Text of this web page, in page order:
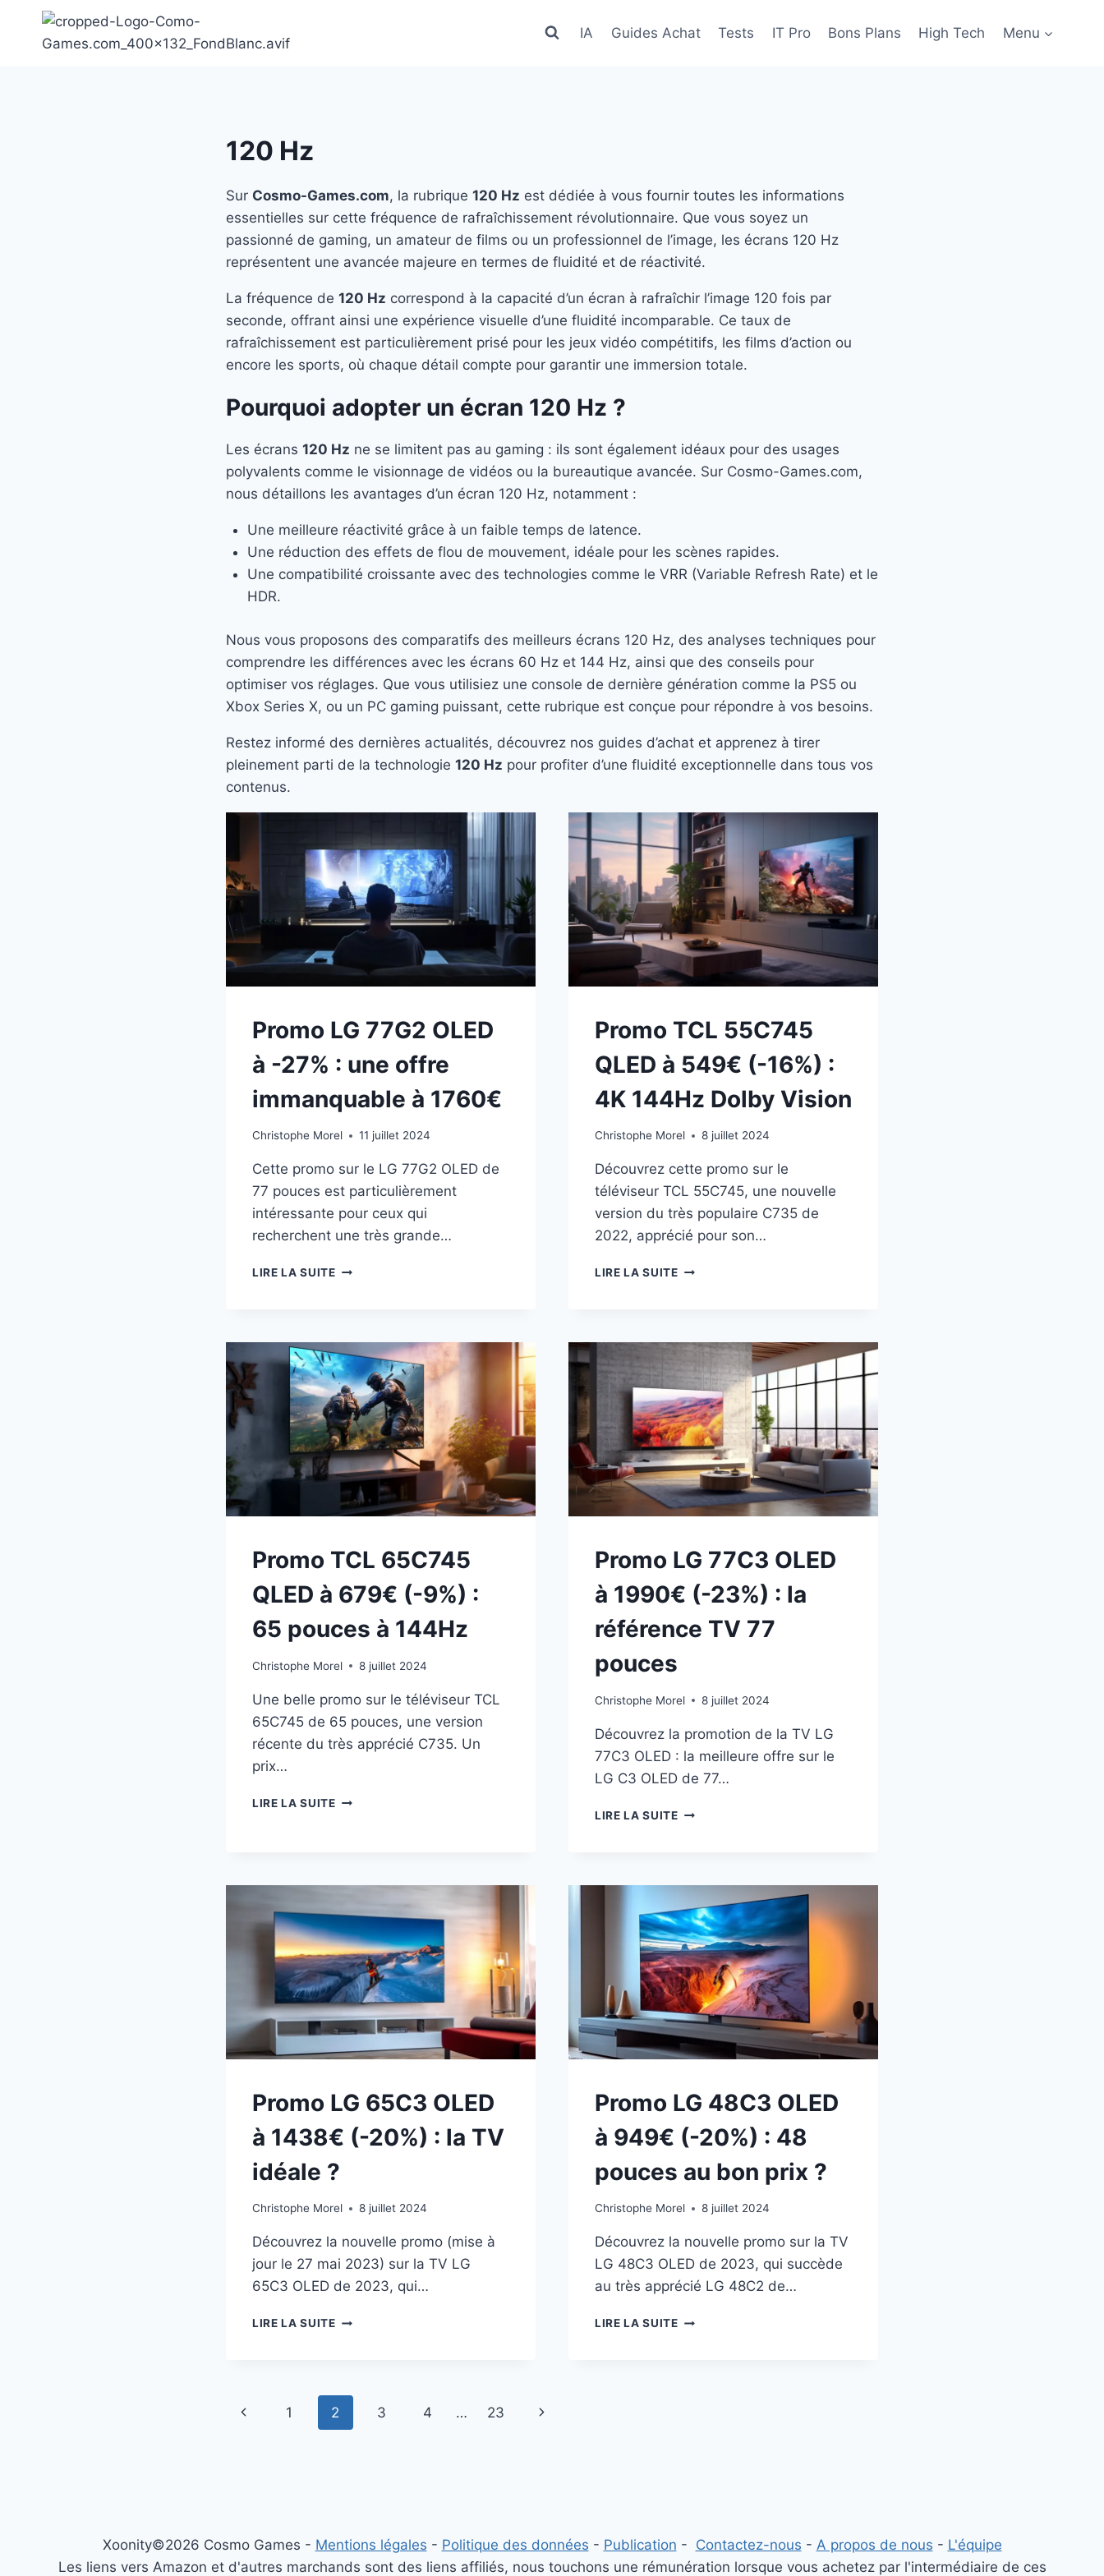
contenu
IA Guides Achat Tests IT Pro Bons Plans High Tech Menu
120 Hz
Sur Cosmo-Games.com, la rubrique 120 Hz est dédiée à vous fournir toutes les informations
essentielles sur cette fréquence de rafraîchissement révolutionnaire. Que vous soyez un
passionné de gaming, un amateur de films ou un professionnel de l’image, les écrans 120 Hz
représentent une avancée majeure en termes de fluidité et de réactivité.
La fréquence de 120 Hz correspond à la capacité d’un écran à rafraîchir l’image 120 fois par
seconde, offrant ainsi une expérience visuelle d’une fluidité incomparable. Ce taux de
rafraîchissement est particulièrement prisé pour les jeux vidéo compétitifs, les films d’action ou
encore les sports, où chaque détail compte pour garantir une immersion totale.
Pourquoi adopter un écran 120 Hz ?
Les écrans 120 Hz ne se limitent pas au gaming : ils sont également idéaux pour des usages
polyvalents comme le visionnage de vidéos ou la bureautique avancée. Sur Cosmo-Games.com,
nous détaillons les avantages d’un écran 120 Hz, notamment :
Une meilleure réactivité grâce à un faible temps de latence.
Une réduction des effets de flou de mouvement, idéale pour les scènes rapides.
Une compatibilité croissante avec des technologies comme le VRR (Variable Refresh Rate) et le
HDR.
Nous vous proposons des comparatifs des meilleurs écrans 120 Hz, des analyses techniques pour
comprendre les différences avec les écrans 60 Hz et 144 Hz, ainsi que des conseils pour
optimiser vos réglages. Que vous utilisiez une console de dernière génération comme la PS5 ou
Xbox Series X, ou un PC gaming puissant, cette rubrique est conçue pour répondre à vos besoins.
Restez informé des dernières actualités, découvrez nos guides d’achat et apprenez à tirer
pleinement parti de la technologie 120 Hz pour profiter d’une fluidité exceptionnelle dans tous vos
contenus.
Promo LG 77G2 OLED
à -27% : une offre
immanquable à 1760€
Christophe Morel 11 juillet 2024
Cette promo sur le LG 77G2 OLED de
77 pouces est particulièrement
intéressante pour ceux qui
recherchent une très grande…
LIRE LA SUITEPROMO
-27%
:
UNE
OFFRE
IMMANQUABLE
À
1760€
Promo TCL 55C745
QLED à 549€ (-16%) :
4K 144Hz Dolby Vision
Christophe Morel 8 juillet 2024
Découvrez cette promo sur le
téléviseur TCL 55C745, une nouvelle
version du très populaire C735 de
2022, apprécié pour son…
LIRE LA SUITEPROMO
(-16%)
:
4K
144HZ
DOLBY
VISION
Promo TCL 65C745
QLED à 679€ (-9%) :
65 pouces à 144Hz
Christophe Morel 8 juillet 2024
Une belle promo sur le téléviseur TCL
65C745 de 65 pouces, une version
récente du très apprécié C735. Un
prix…
LIRE LA SUITEPROMO
679€
:
65
POUCES
À
144HZ
Promo LG 77C3 OLED
à 1990€ (-23%) : la
référence TV 77
pouces
Christophe Morel 8 juillet 2024
Découvrez la promotion de la TV LG
77C3 OLED : la meilleure offre sur le
LG C3 OLED de 77…
LIRE LA SUITEPROMO
(-23%)
:
LA
RÉFÉRENCE
TV
77
POUCES
Promo LG 65C3 OLED
à 1438€ (-20%) : la TV
idéale ?
Christophe Morel 8 juillet 2024
Découvrez la nouvelle promo (mise à
jour le 27 mai 2023) sur la TV LG
65C3 OLED de 2023, qui…
LIRE LA SUITEPROMO
1438€
Promo LG 48C3 OLED
à 949€ (-20%) : 48
pouces au bon prix ?
Christophe Morel 8 juillet 2024
Découvrez la nouvelle promo sur la TV
LG 48C3 OLED de 2023, qui succède
au très apprécié LG 48C2 de…
LIRE LA SUITEPROMO
?
Navigation
Page
1 2 3 4 … 23
Page
Xoonity©2026 Cosmo Games - Mentions légales - Politique des données - Publication - Contactez-nous - A propos de nous - L'équipe
Les liens vers Amazon et d'autres marchands sont des liens affiliés, nous touchons une rémunération lorsque vous achetez par l'intermédiaire de ces